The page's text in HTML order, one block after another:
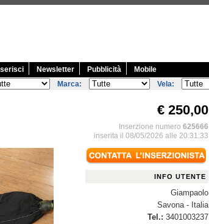
Newsletter Pubblicità
Mobile
Marca: Vela:
€ 250,00
Inserzione numero 625666
inserita il 08/05/2026 alle 20:31:33
INFO UTENTE
Giampaolo
Savona - Italia
Tel.: 3401003237